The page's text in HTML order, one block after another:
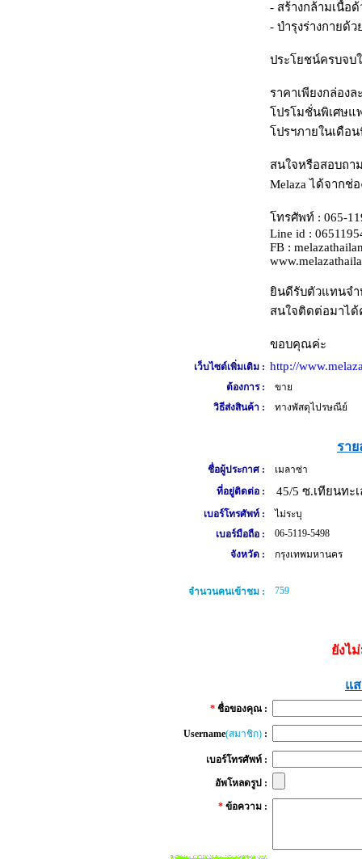
- สร้างกล้ามเนื้อ
- บำรุงร่างกายด้
ประโยชน์ครบจบ
ราคาเพียงกล่อง
โปรโมชั่นพิเศษแ
โปรฯภายในเดือ
สนใจหรือสอบถา
Melaza ได้จากช่
โทรศัพท์ : 065-
Line id :
FB :
ยินดีรับตัวแทนจำ
สนใจติดต่อมาได้
ขอบคุณค่ะ
เว็บไซต์เพิ่มเติม : http://
ต้องการ :
ขาย
วิธีส่งสินค้า :
ทางพัสดุไปรษณีย์
ราย
ชื่อผู้ประกาศ :
เมลาซ่า
ที่อยู่ติดต่อ :
45/5 ซ.เทียนทะ
เบอร์โทรศัพท์ :
ไม่ระบุ
เบอร์มือถือ :
06-5119-5498
จังหวัด :
กรุงเทพมหานคร
จำนวนคนเข้าชม : 759
ยังไ
แ
* ชื่อของคุณ :
Username(สมาชิก) :
เบอร์โทรศัพท์ :
อัพโหลดรูป :
* ข้อความ :